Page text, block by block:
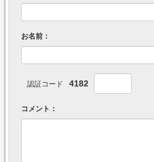
お名前：
認証コード 4182
コメント：